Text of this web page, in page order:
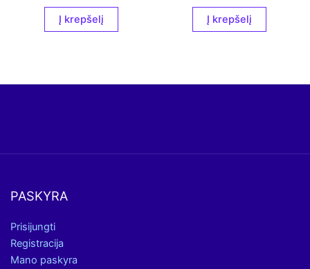
Į krepšelį Į krepšelį
PASKYRA
Prisijungti
Registracija
Mano paskyra